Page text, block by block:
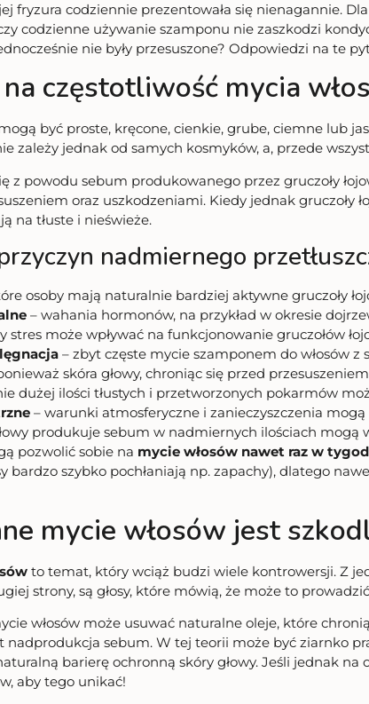
fryzura codziennie prezentowała się nienagannie.
codzienne używanie szamponu nie zaszkodzi
nie były przesuszone? Odpowiedzi na te
częstotliwość mycia
być proste, kręcone, cienkie, grube, ciemne lub
zależy jednak od samych kosmyków, a, przede
z powodu sebum produkowanego przez gruczoły
oraz uszkodzeniami. Kiedy jednak gruczoły
na tłuste i nieświeże.
nadmiernego
osoby mają naturalnie bardziej aktywne gruczoły
– wahania hormonów, na przykład w okresie
stres może wpływać na funkcjonowanie gruczołów
– zbyt częste mycie szamponem do włosów
skóra głowy, chroniąc się przed
dużej ilości tłustych i przetworzonych pokarmów
– warunki atmosferyczne i zanieczyszczenia
produkuje sebum w nadmiernych ilościach mogą
pozwolić sobie na mycie włosów nawet raz w
bardzo szybko pochłaniają np. zapachy), dlatego
mycie włosów jest
to temat, który wciąż budzi wiele kontrowersji. Z
strony, są głosy, które mówią, że może to
włosów może usuwać naturalne oleje, które
nadprodukcja sebum. W tej teorii może być ziarnko
barierę ochronną skóry głowy. Jeśli jednak
aby tego unikać!